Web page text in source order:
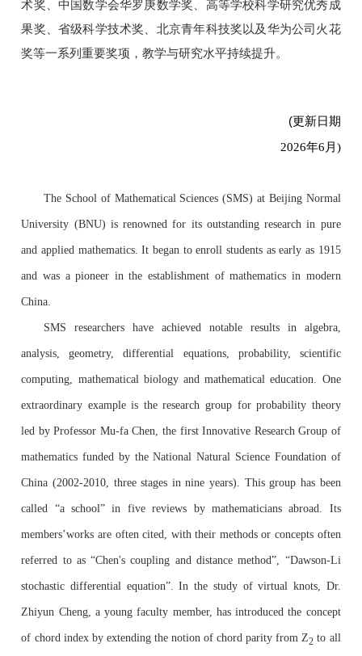
术奖、中国数学会华罗庚数学奖、高等学校科学研究优秀成
果奖、省级科学技术奖、北京青年科技奖以及华为公司火花
奖等一系列重要奖项，教学与研究水平持续提升。
(更新日期
2026年6月)
The School of Mathematical Sciences (SMS) at Beijing Normal
University (BNU) is renowned for its outstanding research in pure
and applied mathematics. It began to enroll students as early as 1915
and was a pioneer in the establishment of mathematics in modern
China.
SMS researchers have achieved notable results in algebra,
analysis, geometry, differential equations, probability, scientific
computing, mathematical biology and mathematical education. One
extraordinary example is the research group for probability theory
led by Professor Mu-fa Chen, the first Innovative Research Group of
mathematics funded by the National Natural Science Foundation of
China (2002-2010, three stages in nine years). This group has been
called “a school” in five reviews by mathematicians abroad. Its
members’works are often cited, with their methods or concepts often
referred to as “Chen's coupling and distance method”, “Dawson-Li
stochastic differential equation”. In the study of virtual knots, Dr.
Zhiyun Cheng, a young faculty member, has introduced the concept
of chord index by extending the notion of chord parity from Z2 to all